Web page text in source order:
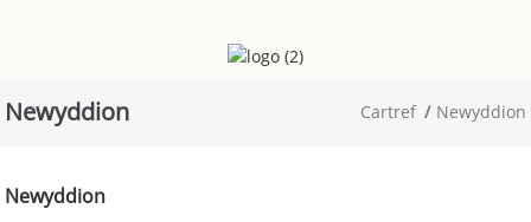
Newyddion Cartref Newyddion
Newyddion